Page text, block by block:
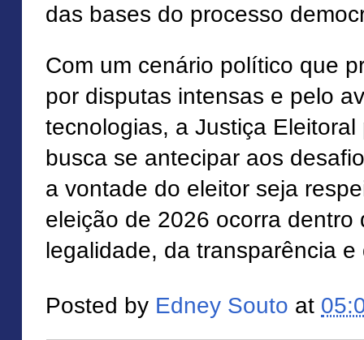
das bases do processo
Com um cenário político que
por disputas intensas e pelo
tecnologias, a Justiça
busca se antecipar aos
a vontade do eleitor seja
eleição de 2026 ocorra dentro
legalidade, da transparência
Posted by Edney Souto at